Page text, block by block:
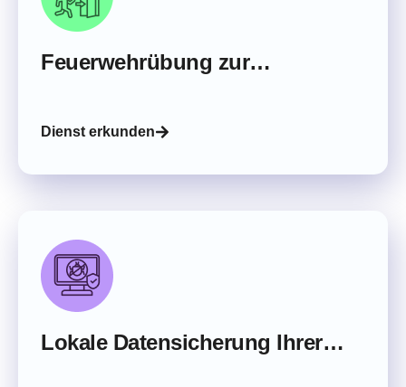
Feuerwehrübung zur
Dienst erkunden
Lokale Datensicherung Ihrer